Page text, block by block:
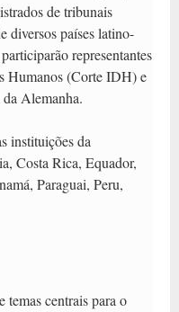
de tribunais
diversos países latino-
representantes
Humanos (Corte IDH) e
Alemanha.
instituições da
Costa Rica, Equador,
Paraguai, Peru,
temas centrais para o